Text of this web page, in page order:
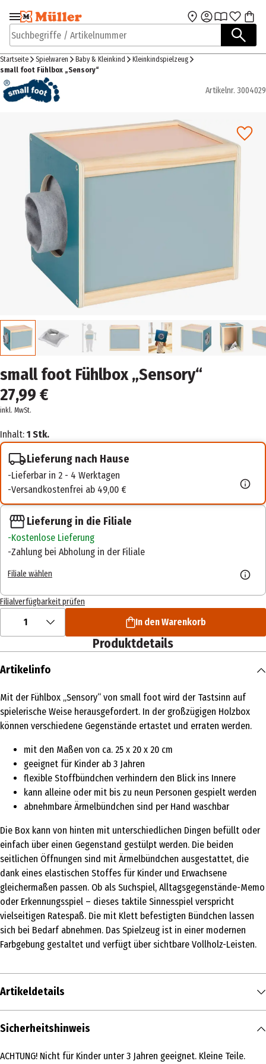
Zur Navigation
springen
Zum Hauptinhalt
Suchbegriffe / Artikelnummer
Startseite Spielwaren Baby & Kleinkind
Kleinkindspielzeug
small foot Fühlbox „Sensory“
Artikelnr. 3004029
small foot Fühlbox „Sensory“
27,99 €
inkl. MwSt.
Inhalt: 1 Stk.
Lieferung nach Hause
Lieferbar in 2 - 4 Werktagen
Versandkostenfrei ab 49,00 €
Lieferung in die Filiale
Kostenlose Lieferung
Zahlung bei Abholung in der Filiale
Filiale wählen
Filialverfügbarkeit prüfen
1 In den Warenkorb
Produktdetails
Artikelinfo
Mit der Fühlbox „Sensory“ von small foot wird der Tastsinn auf
spielerische Weise herausgefordert. In der großzügigen Holzbox
können verschiedene Gegenstände ertastet und erraten werden.
mit den Maßen von ca. 25 x 20 x 20 cm
geeignet für Kinder ab 3 Jahren
flexible Stoffbündchen verhindern den Blick ins Innere
kann alleine oder mit bis zu neun Personen gespielt werden
abnehmbare Ärmelbündchen sind per Hand waschbar
Die Box kann von hinten mit unterschiedlichen Dingen befüllt oder
einfach über einen Gegenstand gestülpt werden. Die beiden
seitlichen Öffnungen sind mit Ärmelbündchen ausgestattet, die
dank eines elastischen Stoffes für Kinder und Erwachsene
gleichermaßen passen. Ob als Suchspiel, Alltagsgegenstände-Memo
oder Erkennungsspiel – dieses taktile Sinnesspiel verspricht
vielseitigen Ratespaß. Die mit Klett befestigten Bündchen lassen
sich bei Bedarf abnehmen. Das Spielzeug ist in einer modernen
Farbgebung gestaltet und verfügt über sichtbare Vollholz-Leisten.
Artikeldetails
Inhalt
Sicherheitshinweis
ACHTUNG! Nicht für Kinder unter 3 Jahren geeignet. Kleine Teile.